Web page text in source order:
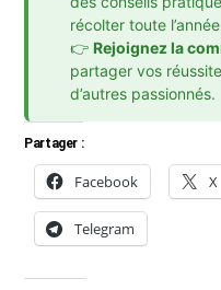
récolter toute
👉Rejoignez la
partager vos
d’autres passionnés.
Partager :
Facebook X
Telegram